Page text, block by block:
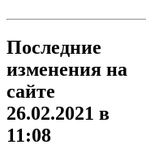
Последние
изменения на
сайте
26.02.2021 в
11:08